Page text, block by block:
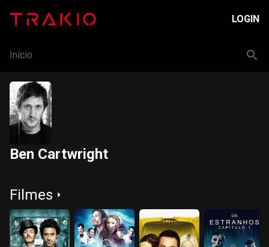
LOGIN
Início
Ben Cartwright
Filmes